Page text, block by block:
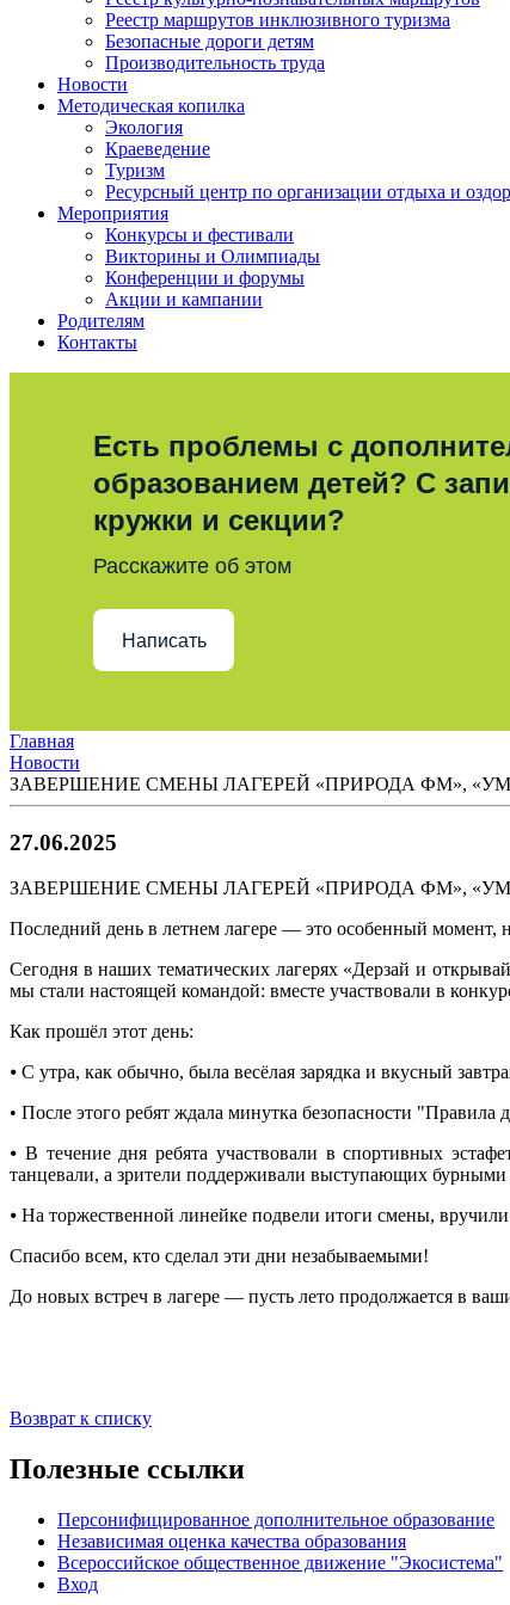
Реестр маршрутов инклюзивного туризма
Безопасные дороги детям
Производительность труда
Новости
Методическая копилка
Экология
Краеведение
Туризм
Ресурсный центр по организации отдыха и
Мероприятия
Конкурсы и фестивали
Викторины и Олимпиады
Конференции и форумы
Акции и кампании
Родителям
Контакты
Есть проблемы с
образованием детей? С
кружки и секции?
Расскажите об этом
Написать
Главная
Новости
ЗАВЕРШЕНИЕ СМЕНЫ ЛАГЕРЕЙ «ПРИРОДА ФМ»,
27.06.2025
ЗАВЕРШЕНИЕ СМЕНЫ ЛАГЕРЕЙ «ПРИРОДА ФМ»,
Последний день в летнем лагере — это особенный
Сегодня в наших тематических лагерях «Дерзай и
мы стали настоящей командой: вместе участвовали в
Как прошёл этот день:
⦁ С утра, как обычно, была весёлая зарядка и вкусный
• После этого ребят ждала минутка безопасности
⦁ В течение дня ребята участвовали в спортивных
танцевали, а зрители поддерживали выступающих
⦁ На торжественной линейке подвели итоги смены,
Спасибо всем, кто сделал эти дни незабываемыми!
До новых встреч в лагере — пусть лето продолжается в
Возврат к списку
Полезные ссылки
Персонифицированное дополнительное образование
Независимая оценка качества образования
Всероссийское общественное движение "Экосистема"
Вход